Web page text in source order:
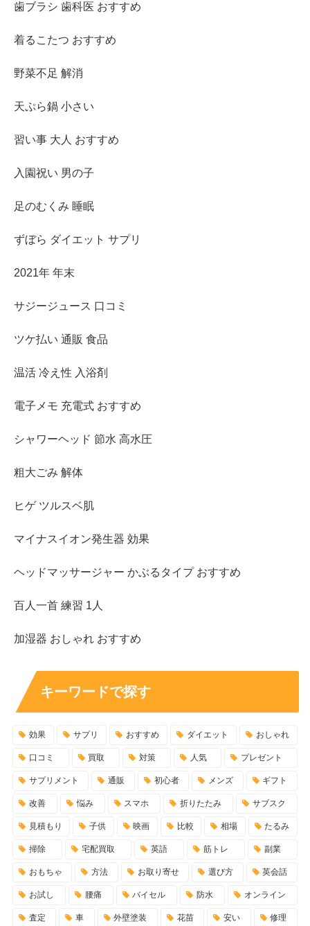
歯ブラシ 歯科医 おすすめ
着るこたつ おすすめ
野菜不足 解消
天ぷら鍋 小さい
習い事 大人 おすすめ
入園祝い 男の子
足のむくみ 睡眠
ずぼら ダイエット サプリ
2021年 年末
サジージュース 口コミ
ツケ払い 通販 食品
温活 冷え性 入浴剤
電子メモ 充電式 おすすめ
シャワーヘッド 節水 高水圧
粗大ごみ 解体
ヒゲ ツルスベ肌
マイナスイオン発生器 効果
ヘッドマッサージャー かぶるタイプ おすすめ
百人一首 練習 1人
加湿器 おしゃれ おすすめ
キーワードで探す
効果 サプリ おすすめ ダイエット おしゃれ
口コミ 買取 対策 人気 プレゼント
サプリメント 通販 初心者 メンズ ギフト
改善 悩み スマホ 折りたたみ サブスク
見積もり 子供 映画 比較 相場 たるみ
掃除 宅配買取 英語 筋トレ 副業
おもちゃ 方法 お取り寄せ 選び方 英会話
お試し 腰痛 バイセル 防水 オンライン
査定 車 外壁塗装 花苗 安い 修理